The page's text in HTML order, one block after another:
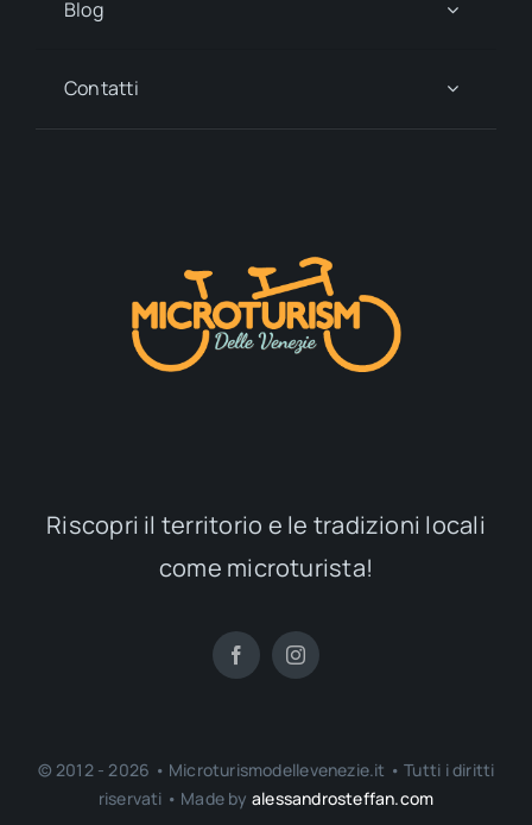
Blog
Contatti
Riscopri il territorio e le tradizioni locali
come microturista!
© 2012 - 2026 • Microturismodellevenezie.it • Tutti i diritti
riservati • Made by alessandrosteffan.com